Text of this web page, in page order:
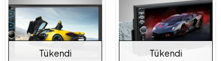
Tükendi Tükendi